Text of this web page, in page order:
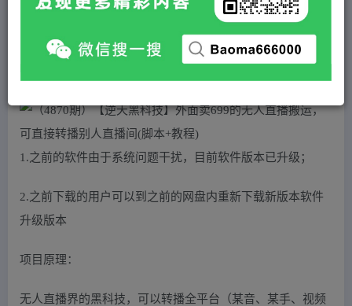
站长QQ：1970819299
1.之前的软件由于系统问题干扰，目前软件版本已升级；
2.之前下载的用户可以到之前的网盘内重新下载新版本软件
升级版本
项目原理：
无人直播界的黑科技，可以转播全平台（某音、某手、视频